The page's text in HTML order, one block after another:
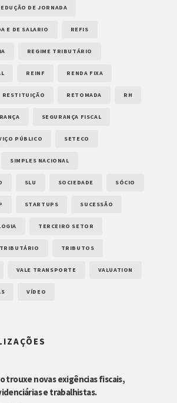
DE JORNADA
E DE SALARIO REFIS
REGIME TRIBUTÁRIO
REINF RENDA FIXA
RESTITUIÇÃO RETOMADA RH
SEGURANÇA FISCAL
PÚBLICO SETECO
SIMPLES NACIONAL
SLU SOCIEDADE SÓCIO
STARTUPS SUCESSÃO
TERCEIRO SETOR
TRIBUTÁRIO TRIBUTOS
VALE TRANSPORTE VALUATION
VÍDEO
trouxe novas exigências fiscais,
e trabalhistas.